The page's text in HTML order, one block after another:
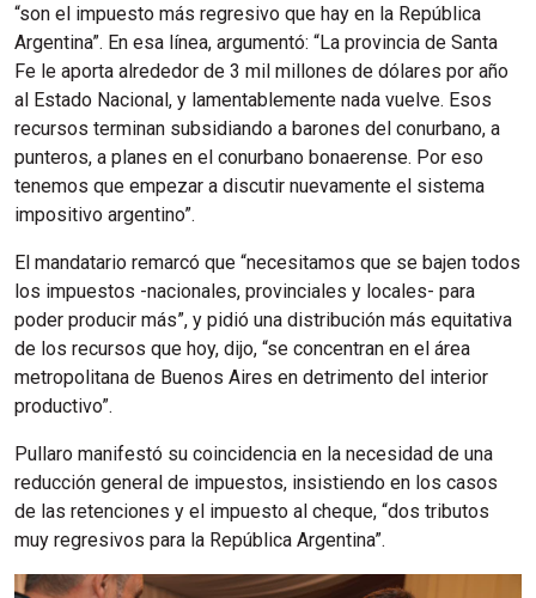
“son el impuesto más regresivo que hay en la República
Argentina”. En esa línea, argumentó: “La provincia de Santa
Fe le aporta alrededor de 3 mil millones de dólares por año
al Estado Nacional, y lamentablemente nada vuelve. Esos
recursos terminan subsidiando a barones del conurbano, a
punteros, a planes en el conurbano bonaerense. Por eso
tenemos que empezar a discutir nuevamente el sistema
impositivo argentino”.
El mandatario remarcó que “necesitamos que se bajen todos
los impuestos -nacionales, provinciales y locales- para
poder producir más”, y pidió una distribución más equitativa
de los recursos que hoy, dijo, “se concentran en el área
metropolitana de Buenos Aires en detrimento del interior
productivo”.
Pullaro manifestó su coincidencia en la necesidad de una
reducción general de impuestos, insistiendo en los casos
de las retenciones y el impuesto al cheque, “dos tributos
muy regresivos para la República Argentina”.